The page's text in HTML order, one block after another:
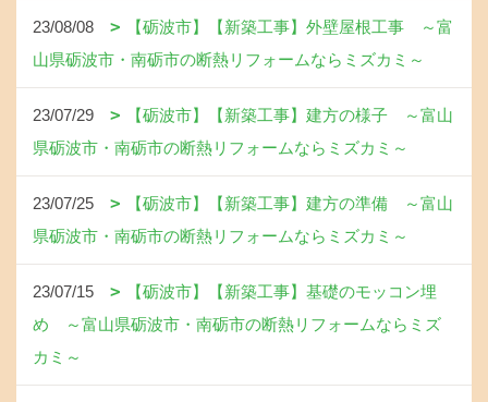
23/08/08
【砺波市】【新築工事】外壁屋根工事 ～富
山県砺波市・南砺市の断熱リフォームならミズカミ～
23/07/29
【砺波市】【新築工事】建方の様子 ～富山
県砺波市・南砺市の断熱リフォームならミズカミ～
23/07/25
【砺波市】【新築工事】建方の準備 ～富山
県砺波市・南砺市の断熱リフォームならミズカミ～
23/07/15
【砺波市】【新築工事】基礎のモッコン埋
め ～富山県砺波市・南砺市の断熱リフォームならミズ
カミ～